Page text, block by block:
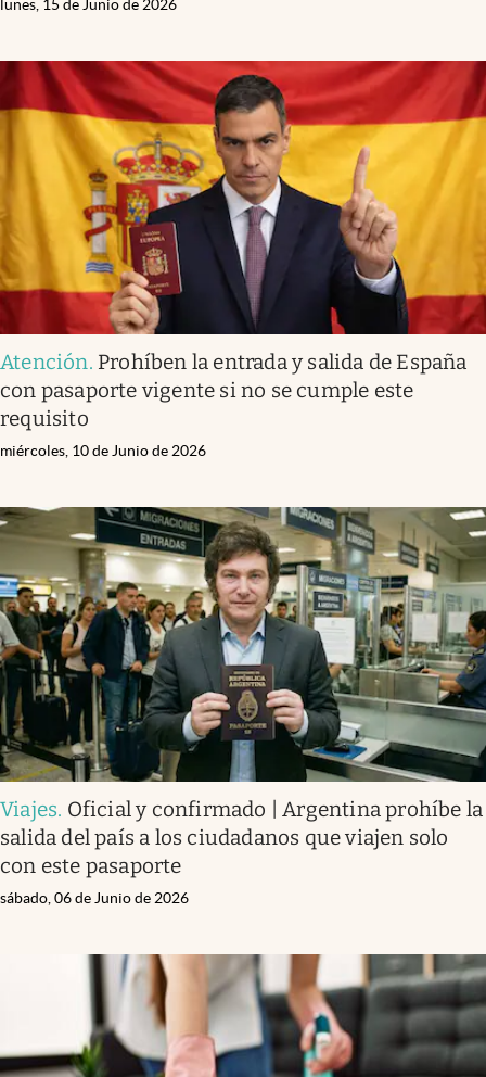
lunes, 15 de Junio de 2026
Atención. Prohíben la entrada y salida de España
con pasaporte vigente si no se cumple este
requisito
miércoles, 10 de Junio de 2026
Viajes. Oficial y confirmado | Argentina prohíbe la
salida del país a los ciudadanos que viajen solo
con este pasaporte
sábado, 06 de Junio de 2026